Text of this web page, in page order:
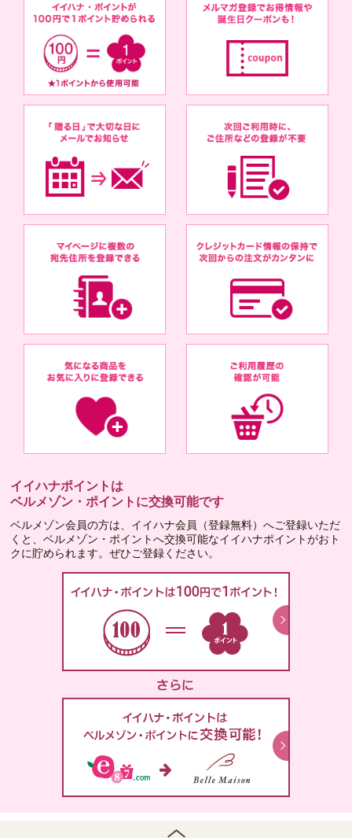
イイハナポイントは
ベルメゾン・ポイントに交換可能です
ベルメゾン会員の方は、イイハナ会員（登録無料）へご登録いただ
くと、ベルメゾン・ポイントへ交換可能なイイハナポイントがおト
クに貯められます。ぜひご登録ください。